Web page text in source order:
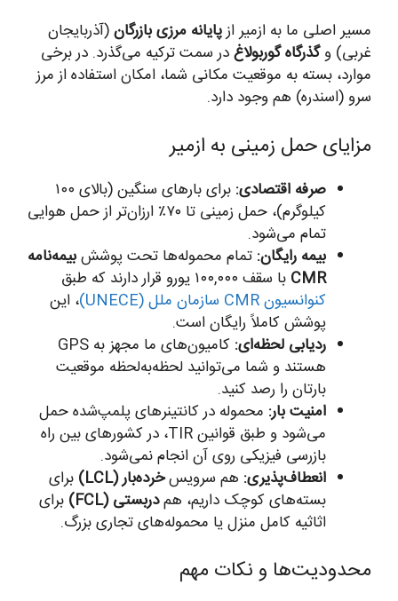
مسیر اصلی ما به ازمیر ازپایانه مرزی بازرگان(آذربایجان
غربی) وگذرگاه گوربولاغدر سمت ترکیه می‌گذرد. در برخی
موارد، بسته به موقعیت مکانی شما، امکان استفاده از مرز
سرو (اسندره) هم وجود دارد.
مزایای حمل زمینی به ازمیر
صرفه اقتصادی:
برای بارهای سنگین (بالای ۱۰۰
کیلوگرم)، حمل زمینی تا ۷۰٪ ارزان‌تر از حمل هوایی
تمام می‌شود.
بیمه رایگان: تمام محموله‌ها تحت پوششبیمه‌نامه
CMR با سقف ۱۰۰,۰۰۰ یورو قرار دارند که طبق
کنوانسیون CMR سازمان ملل (UNECE)
، این
پوشش کاملاً رایگان است.
ردیابی لحظه‌ای:
کامیون‌های ما مجهز به GPS
هستند و شما می‌توانید لحظه‌به‌لحظه موقعیت
بارتان را رصد کنید.
امنیت بار: محموله در کانتینرهای پلمپ‌شده حمل
می‌شود و طبق قوانین TIR، در کشورهای بین راه
بازرسی فیزیکی روی آن انجام نمی‌شود.
انعطاف‌پذیری: هم سرویسخرده‌بار (LCL)
برای
بسته‌های کوچک داریم، همدربستی (FCL)
برای
اثاثیه کامل منزل یا محموله‌های تجاری بزرگ.
محدودیت‌ها و نکات مهم